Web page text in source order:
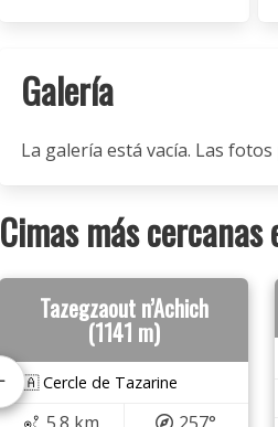
Galería
La galería está vacía. Las
Cimas más cercanas
Tazegzaout n’Achich
(1141 m)
🇲🇦 Cercle de Tazarine